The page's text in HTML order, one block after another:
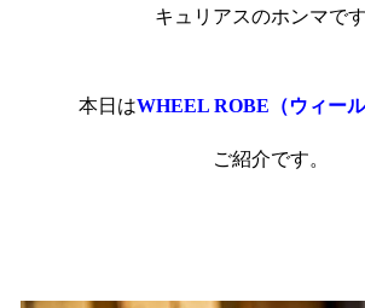
キュリアスのホンマです
本日はWHEEL ROBE（ウィール
ご紹介です。